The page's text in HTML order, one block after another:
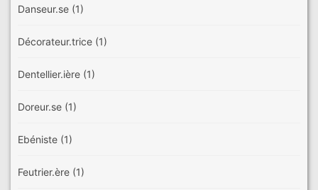
Danseur.se (1)
Décorateur.trice (1)
Dentellier.ière (1)
Doreur.se (1)
Ebéniste (1)
Feutrier.ère (1)